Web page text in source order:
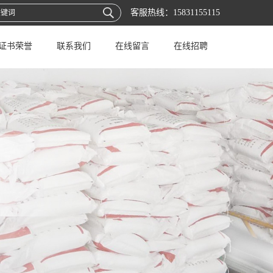
客服热线： 15831155115
书荣誉 联系我们 在线留言 在线招聘